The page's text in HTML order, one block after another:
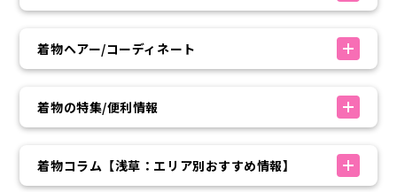
着物ヘアー/コーディネート
着物の特集/便利情報
着物コラム【浅草：エリア別おすすめ情報】